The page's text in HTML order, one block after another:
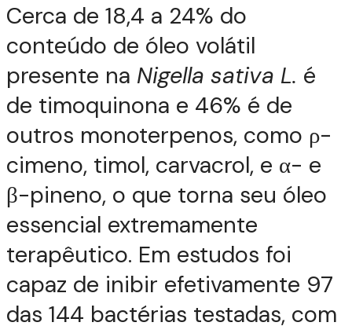
Cerca de 18,4 a 24% do
conteúdo de óleo volátil
presente na Nigella sativa L. é
de timoquinona e 46% é de
outros monoterpenos, como ρ-
cimeno, timol, carvacrol, e α- e
β-pineno, o que torna seu óleo
essencial extremamente
terapêutico. Em estudos foi
capaz de inibir efetivamente 97
das 144 bactérias testadas, com